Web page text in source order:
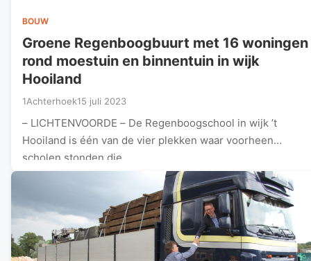
BOUW
Groene Regenboogbuurt met 16 woningen
rond moestuin en binnentuin in wijk
Hooiland
1Achterhoek15 juli 2023
– LICHTENVOORDE – De Regenboogschool in wijk ’t
Hooiland is één van de vier plekken waar voorheen
scholen stonden die…